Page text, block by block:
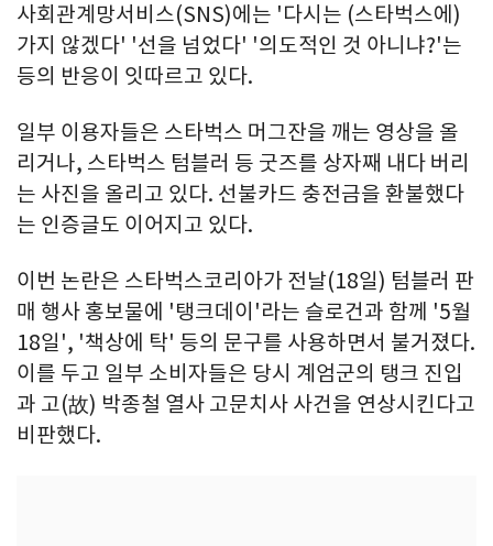
사회관계망서비스(SNS)에는 '다시는 (스타벅스에)
가지 않겠다' '선을 넘었다' '의도적인 것 아니냐?'는
등의 반응이 잇따르고 있다.
일부 이용자들은 스타벅스 머그잔을 깨는 영상을 올
리거나, 스타벅스 텀블러 등 굿즈를 상자째 내다 버리
는 사진을 올리고 있다. 선불카드 충전금을 환불했다
는 인증글도 이어지고 있다.
이번 논란은 스타벅스코리아가 전날(18일) 텀블러 판
매 행사 홍보물에 '탱크데이'라는 슬로건과 함께 '5월
18일', '책상에 탁' 등의 문구를 사용하면서 불거졌다.
이를 두고 일부 소비자들은 당시 계엄군의 탱크 진입
과 고(故) 박종철 열사 고문치사 사건을 연상시킨다고
비판했다.